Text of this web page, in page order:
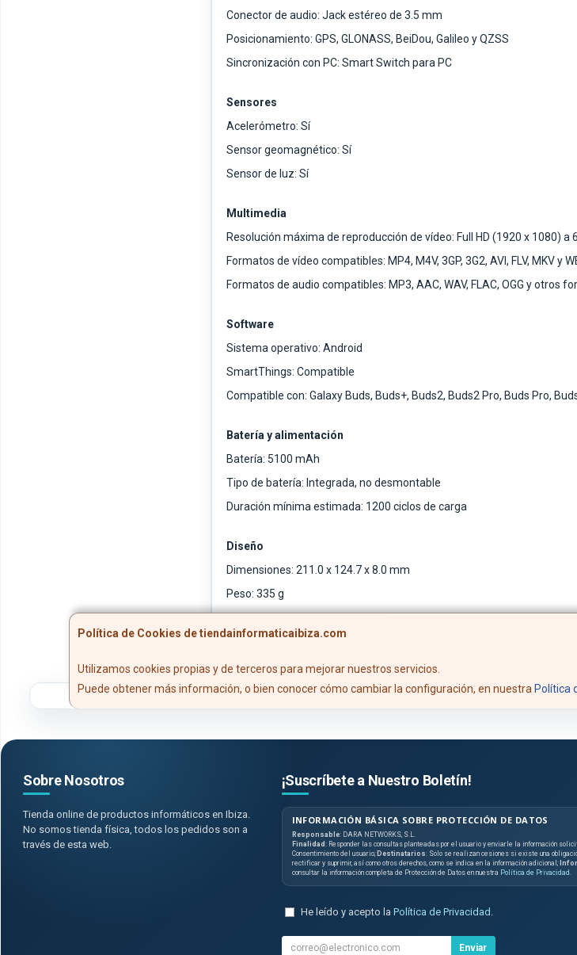
Conector de audio: Jack estéreo de 3.5 mm
Posicionamiento: GPS, GLONASS, BeiDou, Galileo y QZSS
Sincronización con PC: Smart Switch para PC
Sensores
Acelerómetro: Sí
Sensor geomagnético: Sí
Sensor de luz: Sí
Multimedia
Resolución máxima de reproducción de vídeo: Full HD (1920 x 1080) a
Formatos de vídeo compatibles: MP4, M4V, 3GP, 3G2, AVI, FLV, MKV y
Formatos de audio compatibles: MP3, AAC, WAV, FLAC, OGG y otros
Software
Sistema operativo: Android
SmartThings: Compatible
Compatible con: Galaxy Buds, Buds+, Buds2, Buds2 Pro, Buds Pro,
Batería y alimentación
Batería: 5100 mAh
Tipo de batería: Integrada, no desmontable
Duración mínima estimada: 1200 ciclos de carga
Diseño
Dimensiones: 211.0 x 124.7 x 8.0 mm
Peso: 335 g
Política de Cookies de tiendainformaticaibiza.com
Utilizamos cookies propias y de terceros para mejorar nuestros servicios.
Puede obtener más información, o bien conocer cómo cambiar la configuración, en nuestra Política
Sobre Nosotros
Tienda online de productos informáticos en Ibiza.
No somos tienda física, todos los pedidos son a
través de esta web.
¡Suscríbete a Nuestro Boletín!
INFORMACIÓN BÁSICA SOBRE PROTECCIÓN DE DATOS
Responsable: DARA NETWORKS, S.L.
Finalidad : Responder las consultas planteadas por el usuario y enviarle la información
Consentimiento del usuario; Destinatarios: Solo se realizan cesiones si existe una
rectificar y suprimir, así como otros derechos, como se indica en la información adicional;
consultar la información completa de Protección de Datos en nuestra Política de Privacidad.
He leído y acepto la Política de Privacidad .
Enviar